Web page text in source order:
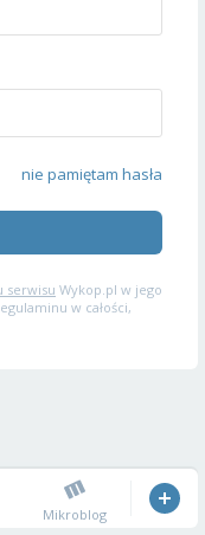
nie pamiętam hasła
serwisu Wykop.pl w jego
w całości,
Mikroblog